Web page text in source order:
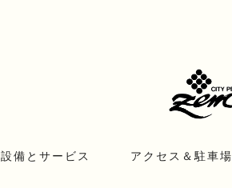
設備とサービス アクセス＆駐車場